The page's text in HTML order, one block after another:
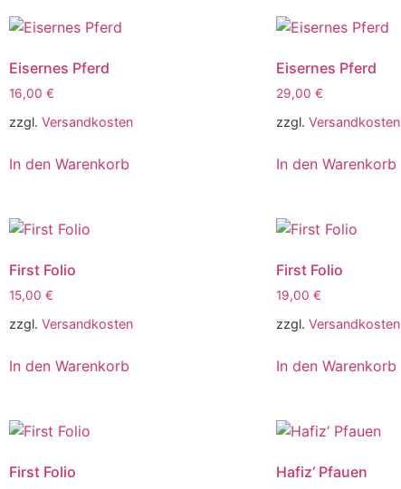
Eisernes Pferd
16,00€
zzgl.Versandkosten
In den Warenkorb
Eisernes Pferd
29,00€
zzgl.Versandkosten
In den Warenkorb
First Folio
15,00€
zzgl.Versandkosten
In den Warenkorb
First Folio
19,00€
zzgl.Versandkosten
In den Warenkorb
First Folio Hafiz‘ Pfauen